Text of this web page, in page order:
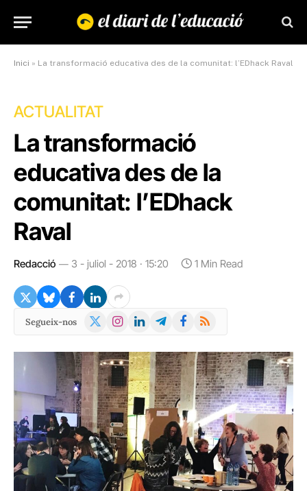
Inici » La transformació educativa des de la comunitat: l’EDhack Raval
ACTUALITAT
La transformació
educativa des de la
comunitat: l’EDhack
Raval
Redacció 3 - juliol - 2018 · 15:20 1 Min Read
Segueix-nos
X
Instagram
LinkedInTelegramFacebook
RSS